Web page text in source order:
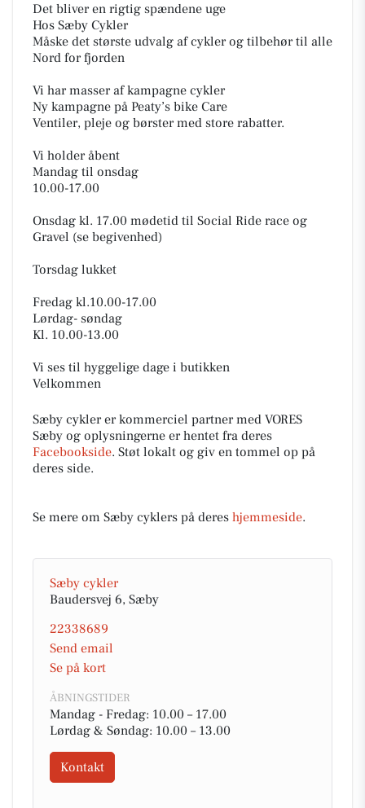
Det bliver en rigtig spændene uge
Hos Sæby Cykler
Måske det største udvalg af cykler og tilbehør til alle
Nord for fjorden
Vi har masser af kampagne cykler
Ny kampagne på Peaty’s bike Care
Ventiler, pleje og børster med store rabatter.
Vi holder åbent
Mandag til onsdag
10.00-17.00
Onsdag kl. 17.00 mødetid til Social Ride race og
Gravel (se begivenhed)
Torsdag lukket
Fredag kl.10.00-17.00
Lørdag- søndag
Kl. 10.00-13.00
Vi ses til hyggelige dage i butikken
Velkommen
Sæby cykler er kommerciel partner med VORES
Sæby og oplysningerne er hentet fra deres
Facebookside. Støt lokalt og giv en tommel op på
deres side.
Se mere om Sæby cyklers på deres hjemmeside.
Sæby cykler
Baudersvej 6, Sæby
22338689
Send email
Se på kort
ÅBNINGSTIDER
Mandag - Fredag: 10.00 – 17.00
Lørdag & Søndag: 10.00 – 13.00
Kontakt